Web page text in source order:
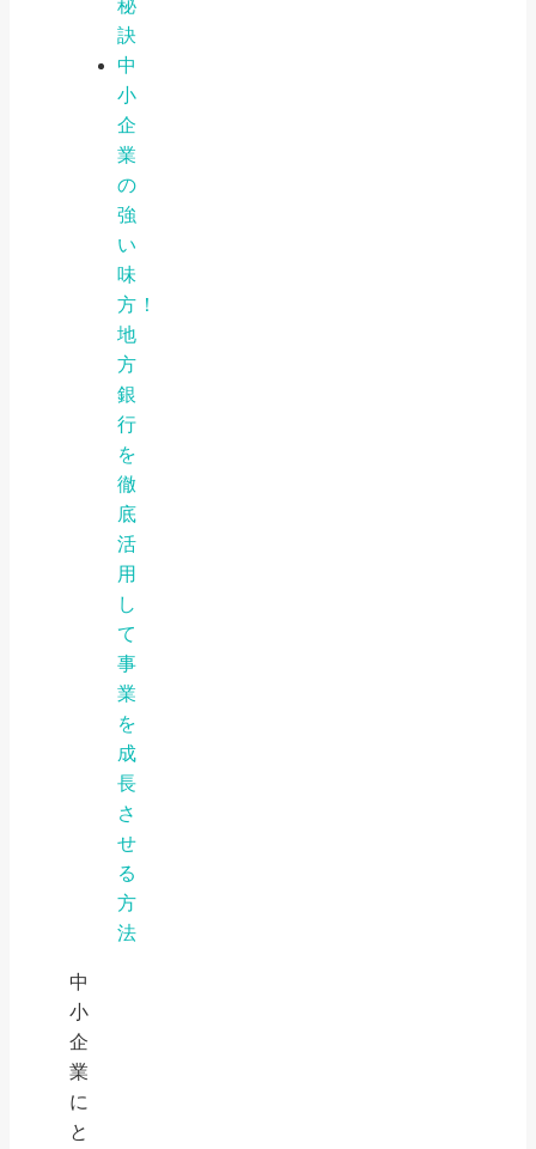
秘
訣
中
小
企
業
の
強
い
味
方！
地
方
銀
行
を
徹
底
活
用
し
て
事
業
を
成
長
さ
せ
る
方
法
中
小
企
業
に
と